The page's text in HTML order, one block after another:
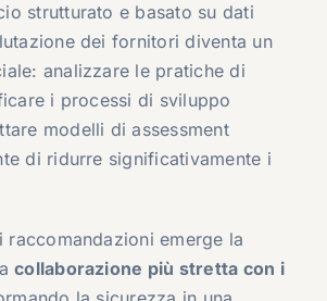
strutturato e basato su dati
dei fornitori diventa un
analizzare le pratiche di
i processi di sviluppo
modelli di assessment
di ridurre significativamente i
raccomandazioni emerge la
collaborazione più stretta con i